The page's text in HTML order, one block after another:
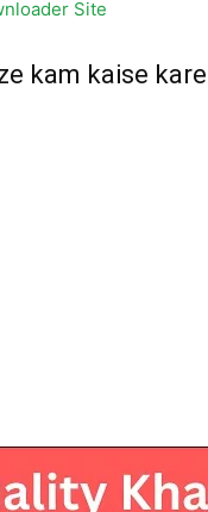
Site
kam kaise